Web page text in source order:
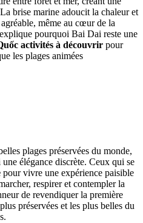
brise marine adoucit la chaleur et
même au cœur de la
pourquoi Bai Dai reste une
activités à découvrir pour
les plages animées
plages préservées du monde,
élégance discrète. Ceux qui se
pour vivre une expérience paisible
respirer et contempler la
de revendiquer la première
préservées et les plus belles du